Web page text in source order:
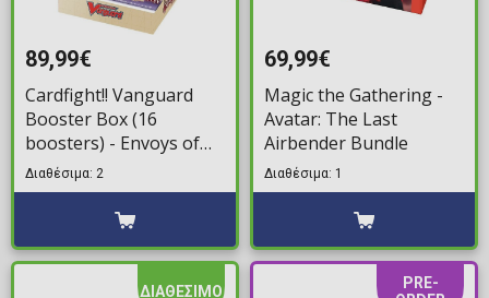
89,99€
Cardfight!! Vanguard
Booster Box (16
boosters) - Envoys of
the Crimson Moon
Διαθέσιμα: 2
69,99€
Magic the Gathering -
Avatar: The Last
Airbender Bundle
Διαθέσιμα: 1
ΔΙΑΘΕΣΙΜΟ
PRE-